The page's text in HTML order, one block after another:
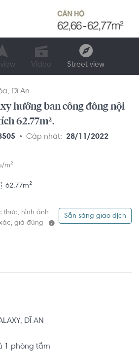
Video Street view
Dĩ An
hướng ban công đông nội
62.77m².
Cập nhật: 28/11/2022
m²
62.77m²
thực, hình ảnh
giá đúng
Sẵn sàng giao dịch
DĨ AN
1 phòng tắm